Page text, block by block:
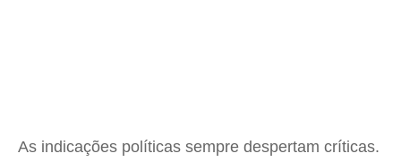
As indicações políticas sempre despertam críticas.